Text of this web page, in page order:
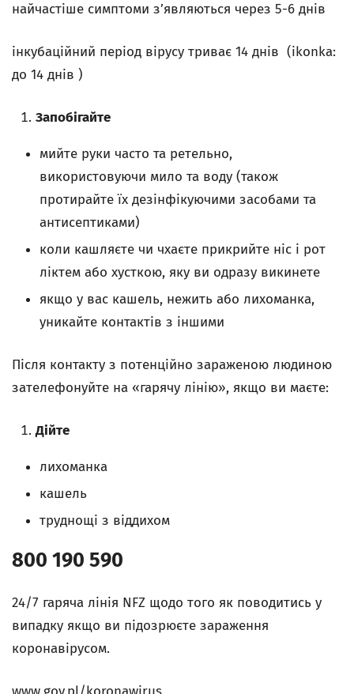
найчастіше симптоми з’являються через 5-6 днів
інкубаційний період вірусу триває 14 днів (ikonka:
до 14 днів )
Запобігайте
мийте руки часто та ретельно,
використовуючи мило та воду (також
протирайте їх дезінфікуючими засобами та
антисептиками)
коли кашляєте чи чхаєте прикрийте ніс і рот
ліктем або хусткою, яку ви одразу викинете
якщо у вас кашель, нежить або лихоманка,
уникайте контактів з іншими
Після контакту з потенційно зараженою людиною
зателефонуйте на «гарячу лінію», якщо ви маєте:
Дійте
лихоманка
кашель
труднощі з віддихом
800 190 590
24/7 гаряча лінія NFZ щодо того як поводитись у
випадку якщо ви підозрюєте зараження
коронавірусом.